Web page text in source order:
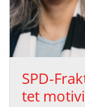
SPD-
tet